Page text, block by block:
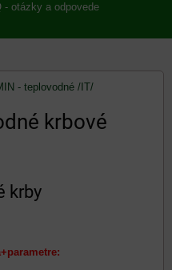
- otázky a odpovede
- teplovodné /IT/
krbové
krby